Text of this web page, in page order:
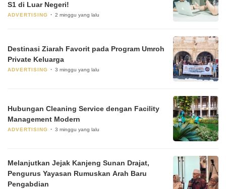
S1 di Luar Negeri!
ADVERTISING 2 minggu yang lalu
Destinasi Ziarah Favorit pada Program Umroh
Private Keluarga
ADVERTISING 3 minggu yang lalu
Hubungan Cleaning Service dengan Facility
Management Modern
ADVERTISING 3 minggu yang lalu
Melanjutkan Jejak Kanjeng Sunan Drajat,
Pengurus Yayasan Rumuskan Arah Baru
Pengabdian